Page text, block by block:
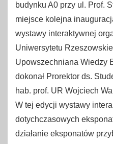
budynku A0 przy ul. Prof.
miejsce kolejna
wystawy interaktywnej
Uniwersytetu
Upowszechniana Wiedzy
dokonał Prorektor ds.
hab. prof. UR Wojciech
W tej edycji wystawy
dotychczasowych
działanie eksponatów